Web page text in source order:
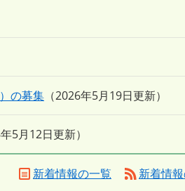
の募集 2026年5月19日更新
5月12日更新
新着情報の一覧 新着情報